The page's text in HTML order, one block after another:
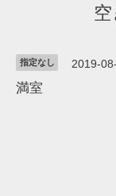
指定なし 2019-
満室